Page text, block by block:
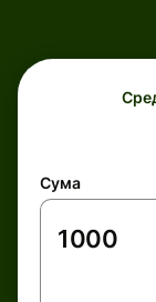
Сума